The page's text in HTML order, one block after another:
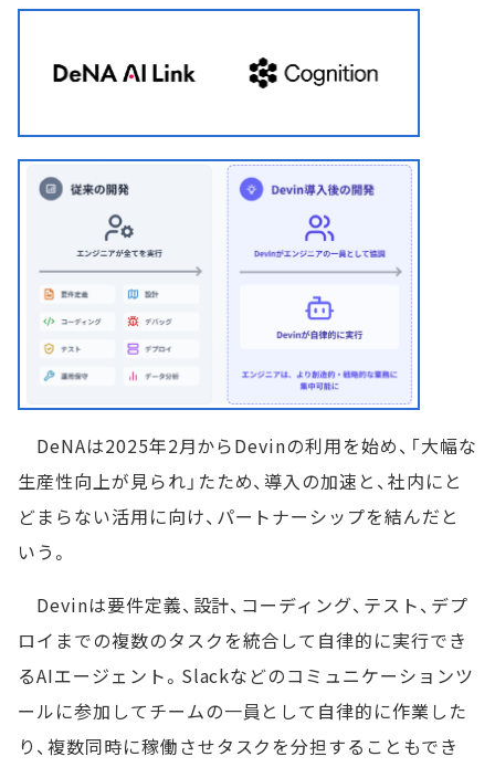
DeNAは2025年2月からDevinの利用を始め、「大幅な
生産性向上が見られ」たため、導入の加速と、社内にと
どまらない活用に向け、パートナーシップを結んだと
いう。
Devinは要件定義、設計、コーディング、テスト、デプ
ロイまでの複数のタスクを統合して自律的に実行でき
るAIエージェント。Slackなどのコミュニケーションツ
ールに参加してチームの一員として自律的に作業した
り、複数同時に稼働させタスクを分担することもでき